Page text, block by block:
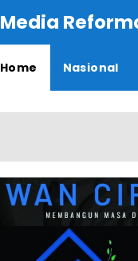
Media
Home Nasional